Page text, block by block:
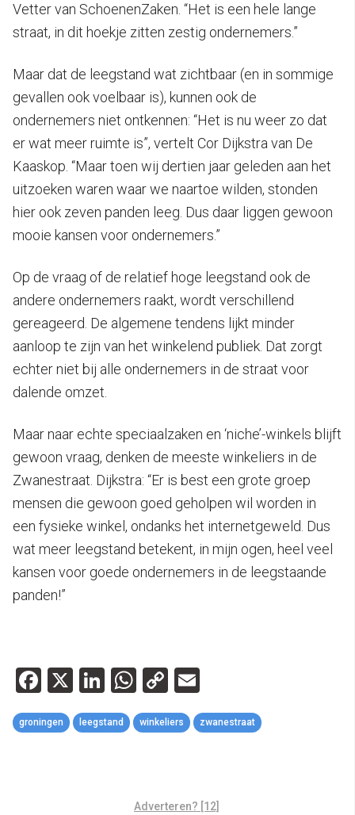
Vetter van SchoenenZaken. “Het is een hele lange
straat, in dit hoekje zitten zestig ondernemers.”
Maar dat de leegstand wat zichtbaar (en in sommige
gevallen ook voelbaar is), kunnen ook de
ondernemers niet ontkennen: “Het is nu weer zo dat
er wat meer ruimte is”, vertelt Cor Dijkstra van De
Kaaskop. “Maar toen wij dertien jaar geleden aan het
uitzoeken waren waar we naartoe wilden, stonden
hier ook zeven panden leeg. Dus daar liggen gewoon
mooie kansen voor ondernemers.”
Op de vraag of de relatief hoge leegstand ook de
andere ondernemers raakt, wordt verschillend
gereageerd. De algemene tendens lijkt minder
aanloop te zijn van het winkelend publiek. Dat zorgt
echter niet bij alle ondernemers in de straat voor
dalende omzet.
Maar naar echte speciaalzaken en ‘niche’-winkels blijft
gewoon vraag, denken de meeste winkeliers in de
Zwanestraat. Dijkstra: “Er is best een grote groep
mensen die gewoon goed geholpen wil worden in
een fysieke winkel, ondanks het internetgeweld. Dus
wat meer leegstand betekent, in mijn ogen, heel veel
kansen voor goede ondernemers in de leegstaande
panden!”
Facebook
X LinkedIn
WhatsApp
Copy
Link
groningen leegstand winkeliers zwanestraat
Adverteren? [12]